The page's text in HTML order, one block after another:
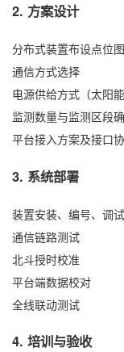
2. 方案设计
分布式装置布设点位图
通信方式选择
电源供给方式（太阳
监测数量与监测区段
平台接入方案及接口
3. 系统部署
装置安装、编号、调试
通信链路测试
北斗授时校准
平台端数据校对
全线联动测试
4. 培训与验收